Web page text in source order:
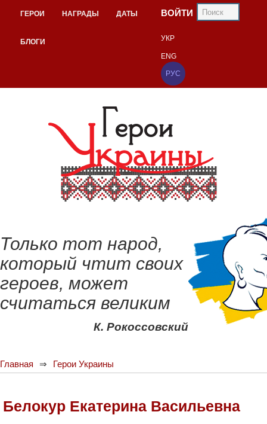
ГЕРОИ НАГРАДЫ ДАТЫ
БЛОГИ
ВОЙТИ
УКР
ENG
РУС
Только тот народ,
который чтит своих
героев, может
считаться великим
К. Рокоссовский
Главная Герои Украины
Белокур Екатерина Васильевна